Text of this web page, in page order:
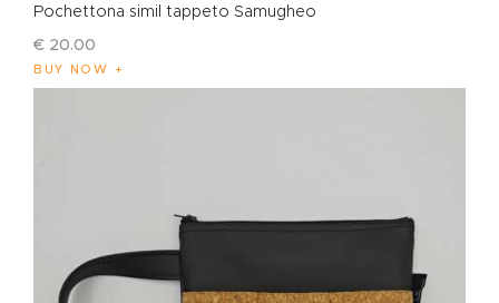
Pochettona simil tappeto Samugheo
€ 20.00
BUY NOW